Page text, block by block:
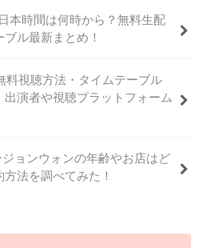
本時間は何時から？無料生配
ル最新まとめ！
料視聴方法・タイムテーブル
出演者や視聴プラットフォーム
ョンウォンの年齢やお店はど
法を調べてみた！